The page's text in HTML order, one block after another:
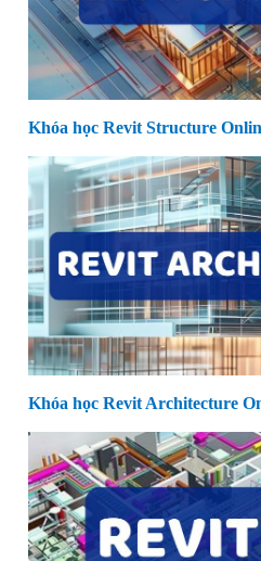
Khóa học Revit Structure
Khóa học Revit Architecture